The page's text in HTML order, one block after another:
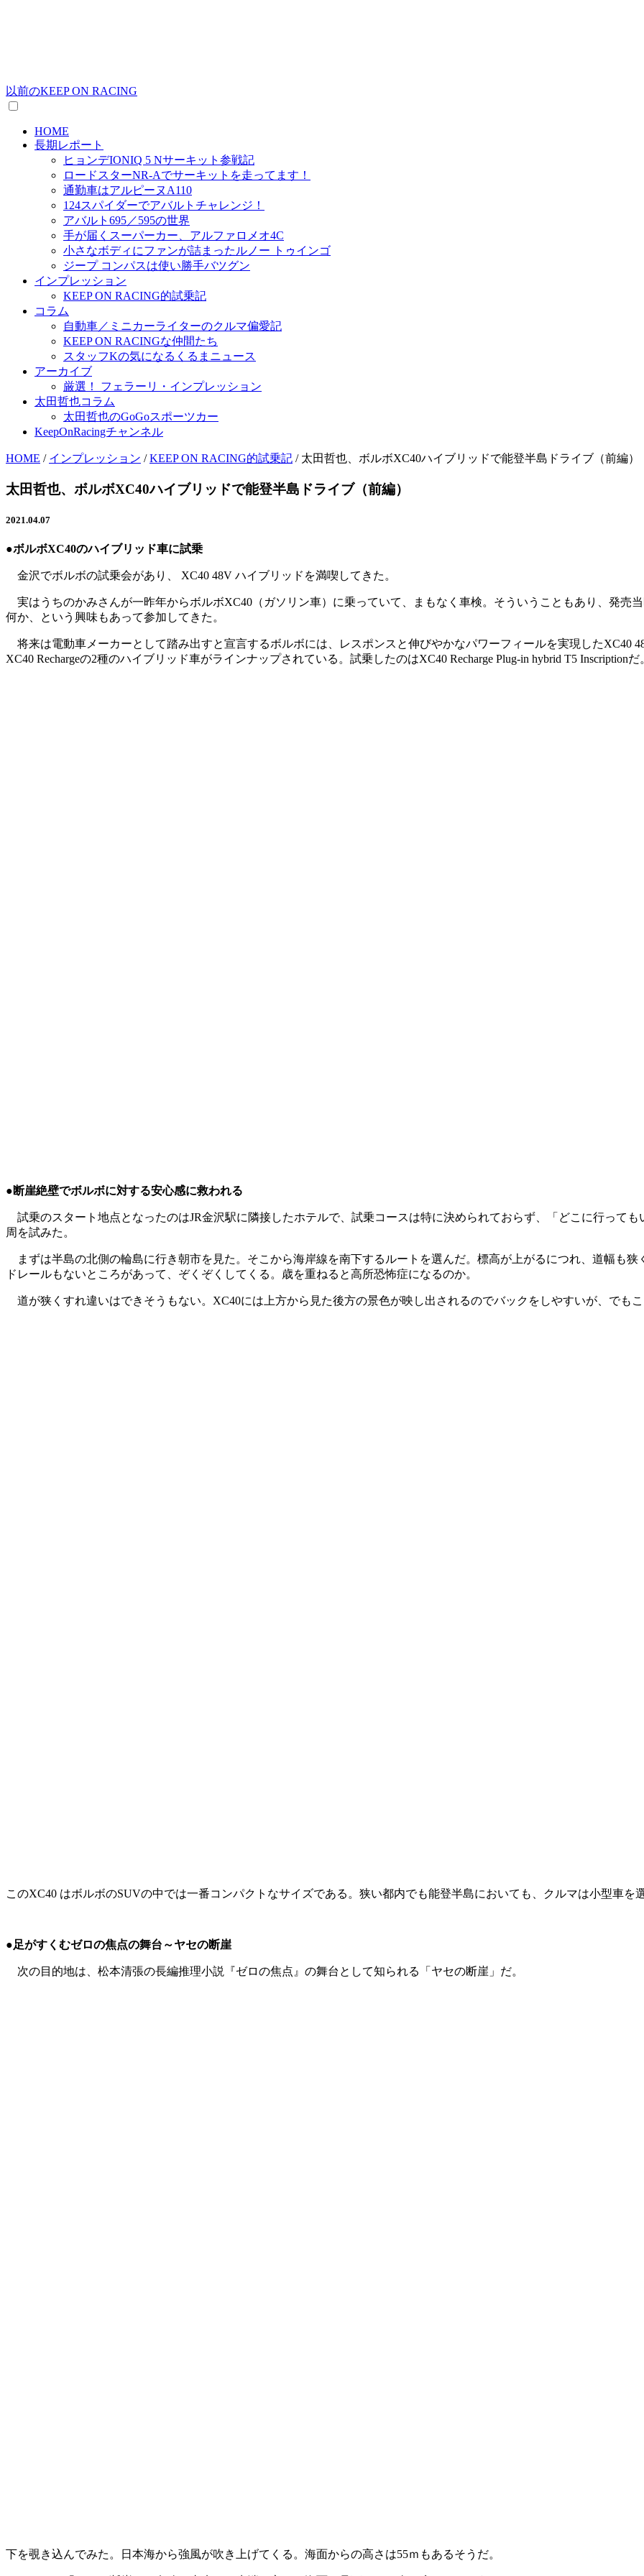
以前のKEEP ON RACING
HOME
長期レポート
ヒョンデIONIQ 5 Nサーキット参戦記
ロードスターNR-Aでサーキットを走ってます！
通勤車はアルピーヌA110
124スパイダーでアバルトチャレンジ！
アバルト695／595の世界
手が届くスーパーカー、アルファロメオ4C
小さなボディにファンが詰まったルノー トゥインゴ
ジープ コンパスは使い勝手バツグン
インプレッション
KEEP ON RACING的試乗記
コラム
自動車／ミニカーライターのクルマ偏愛記
KEEP ON RACINGな仲間たち
スタッフKの気になるくるまニュース
アーカイブ
厳選！ フェラーリ・インプレッション
太田哲也コラム
太田哲也のGoGoスポーツカー
KeepOnRacingチャンネル
HOME / インプレッション /KEEP ON RACING的試乗記 / 太田哲也、ボルボXC40ハイブリッドで能登半島ドライブ（前編）
太田哲也、ボルボXC40ハイブリッドで能登半島ドライブ（前編）
2021.04.07
●ボルボXC40のハイブリッド車に試乗
金沢でボルボの試乗会があり、 XC40 48V ハイブリッドを満喫してきた。
実はうちのかみさんが一昨年からボルボXC40（ガソリン車）に乗っていて、まもなく車検。そういうこともあり、発売
何か、という興味もあって参加してきた。
将来は電動車メーカーとして踏み出すと宣言するボルボには、レスポンスと伸びやかなパワーフィールを実現したXC40
XC40 Rechargeの2種のハイブリッド車がラインナップされている。試乗したのはXC40 Recharge Plug-in hybrid T5 Inscriptionだ
●断崖絶壁でボルボに対する安心感に救われる
試乗のスタート地点となったのはJR金沢駅に隣接したホテルで、試乗コースは特に決められておらず、「どこに行って
周を試みた。
まずは半島の北側の輪島に行き朝市を見た。そこから海岸線を南下するルートを選んだ。標高が上がるにつれ、道幅も
ドレールもないところがあって、ぞくぞくしてくる。歳を重ねると高所恐怖症になるのか。
道が狭くすれ違いはできそうもない。XC40には上方から見た後方の景色が映し出されるのでバックをしやすいが、でも
このXC40 はボルボのSUVの中では一番コンパクトなサイズである。狭い都内でも能登半島においても、クルマは小型車を
●足がすくむゼロの焦点の舞台～ヤセの断崖
次の目的地は、松本清張の長編推理小説『ゼロの焦点』の舞台として知られる「ヤセの断崖」だ。
下を覗き込んでみた。日本海から強風が吹き上げてくる。海面からの高さは55ｍもあるそうだ。